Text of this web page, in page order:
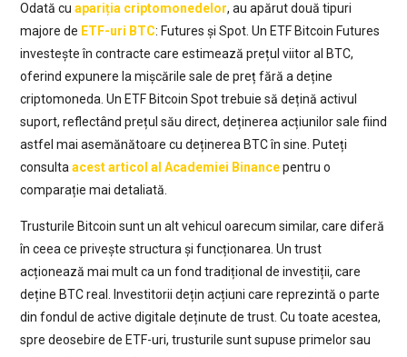
Odată cu apariția criptomonedelor, au apărut două tipuri
majore de ETF-uri BTC: Futures și Spot. Un ETF Bitcoin Futures
investește în contracte care estimează prețul viitor al BTC,
oferind expunere la mișcările sale de preț fără a deține
criptomoneda. Un ETF Bitcoin Spot trebuie să dețină activul
suport, reflectând prețul său direct, deținerea acțiunilor sale fiind
astfel mai asemănătoare cu deținerea BTC în sine. Puteți
consulta acest articol al Academiei Binancepentru o
comparație mai detaliată.
Trusturile Bitcoin sunt un alt vehicul oarecum similar, care diferă
în ceea ce privește structura și funcționarea. Un trust
acționează mai mult ca un fond tradițional de investiții, care
deține BTC real. Investitorii dețin acțiuni care reprezintă o parte
din fondul de active digitale deținute de trust. Cu toate acestea,
spre deosebire de ETF-uri, trusturile sunt supuse primelor sau